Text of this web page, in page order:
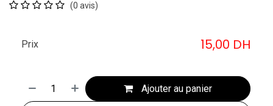
(0 avis)
Ajouter au panier
Prix 15,00 DH